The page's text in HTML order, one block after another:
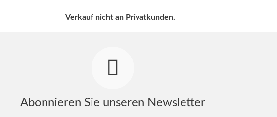
Verkauf nicht an Privatkunden.
Abonnieren Sie unseren Newsletter